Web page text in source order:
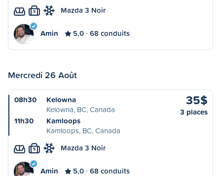
S Mazda 3 Noir
Amin 5,0 68 conduits
Mercredi 26 Août
08h30
Kelowna
Kelowna, BC, Canada
11h30
Kamloops
Kamloops, BC, Canada
35$
3 places
S Mazda 3 Noir
Amin 5,0 68 conduits